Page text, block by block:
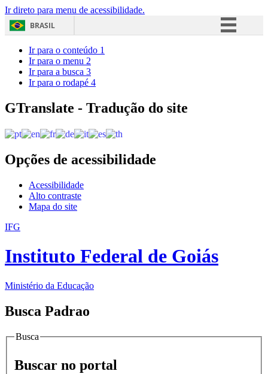
Ir direto para menu de acessibilidade.
BRASIL
Acesso à informação
Ir para o conteúdo 1
Ir para o menu 2
Ir para a busca 3
Ir para o rodapé 4
GTranslate - Tradução do site
Opções de acessibilidade
Acessibilidade
Alto contraste
Mapa do site
IFG
Instituto Federal de Goiás
Ministério da Educação
Busca Padrao
Busca
Buscar no portal